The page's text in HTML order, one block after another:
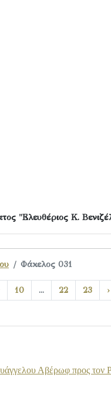
"Ελευθέριος Κ.
Φάκελος 031
10 ... 22 23 ›
Αβέρωφ προς τον